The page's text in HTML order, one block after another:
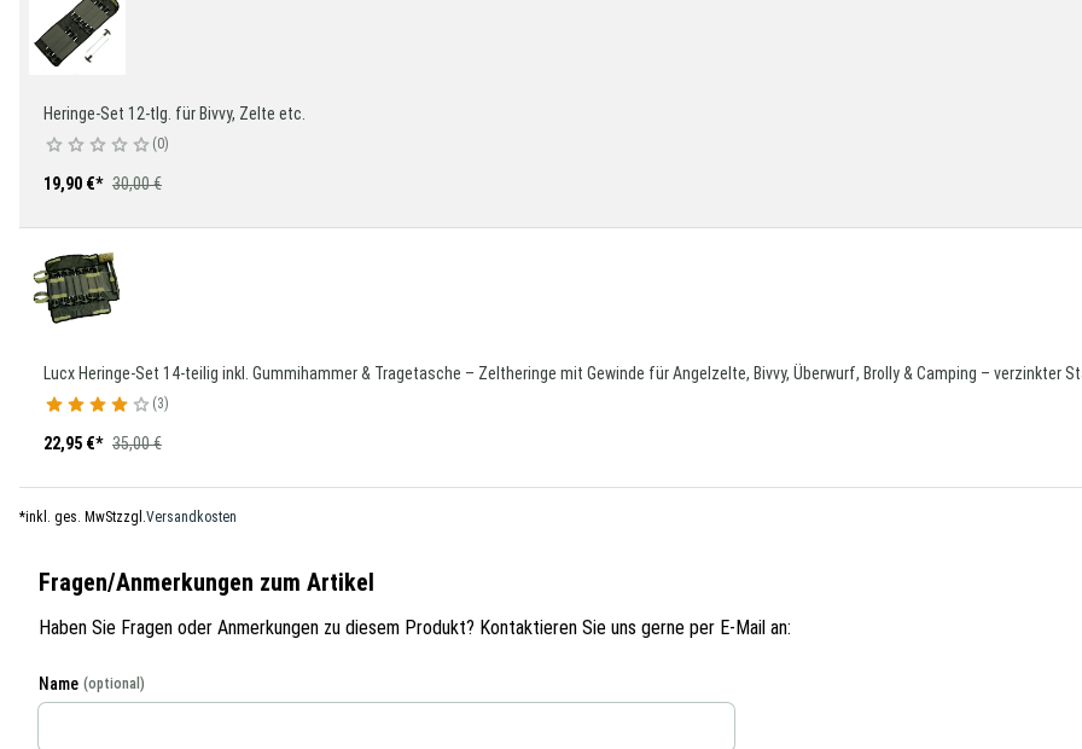
Heringe-Set 12-tlg. für Bivvy, Zelte etc.
0
19,90 €* 30,00 €
Lucx Heringe-Set 14-teilig inkl. Gummihammer & Tragetasche – Zeltheringe mit Gewinde für Angelzelte, Bivvy, Überwurf, Brolly & Camping – verzinkter
3
22,95 €* 35,00 €
*inkl. ges. MwStzzgl. Versandkosten
Fragen/Anmerkungen zum Artikel
Haben Sie Fragen oder Anmerkungen zu diesem Produkt? Kontaktieren Sie uns gerne per E-Mail an:
Name (optional)